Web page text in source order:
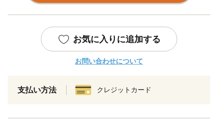
お気に入りに追加する
お問い合わせについて
支払い方法 クレジットカード